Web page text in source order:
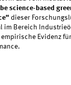
science-based
dieser
im Bereich
Evidenz